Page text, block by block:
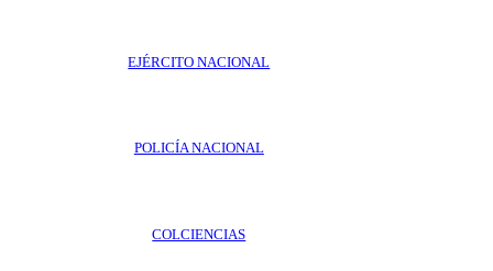
EJÉRCITO NACIONAL
POLICÍA NACIONAL
COLCIENCIAS